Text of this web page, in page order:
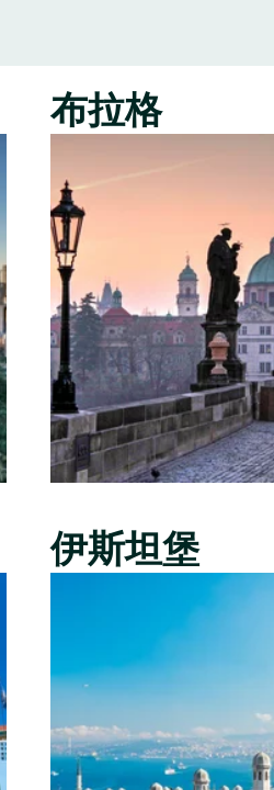
布拉格
伊斯坦堡